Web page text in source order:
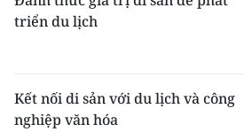
triển du lịch
Kết nối di sản với du lịch và công
nghiệp văn hóa